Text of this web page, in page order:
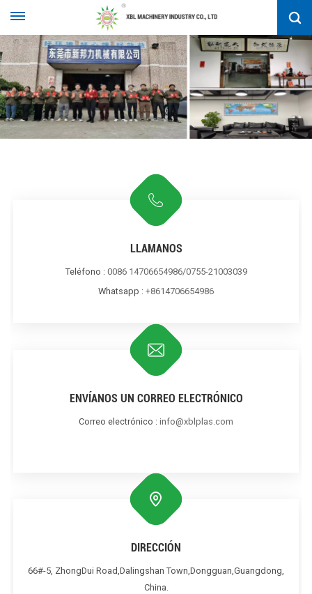
LLAMANOS
Teléfono : 0086 14706654986/0755-21003039
Whatsapp : +8614706654986
ENVÍANOS UN CORREO ELECTRÓNICO
Correo electrónico : info@xblplas.com
DIRECCIÓN
66#-5, ZhongDui Road,Dalingshan Town,Dongguan,Guangdong,
China.